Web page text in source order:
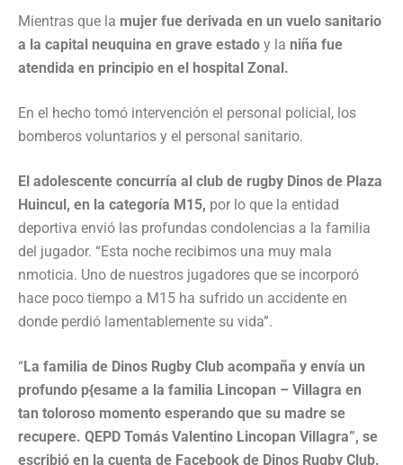
Mientras que la mujer fue derivada en un vuelo sanitario
a la capital neuquina en grave estado y la niña fue
atendida en principio en el hospital Zonal.
En el hecho tomó intervención el personal policial, los
bomberos voluntarios y el personal sanitario.
El adolescente concurría al club de rugby Dinos de Plaza
Huincul, en la categoría M15, por lo que la entidad
deportiva envió las profundas condolencias a la familia
del jugador. “Esta noche recibimos una muy mala
nmoticia. Uno de nuestros jugadores que se incorporó
hace poco tiempo a M15 ha sufrido un accidente en
donde perdió lamentablemente su vida”.
“La familia de Dinos Rugby Club acompaña y envía un
profundo p{esame a la familia Lincopan – Villagra en
tan toloroso momento esperando que su madre se
recupere. QEPD Tomás Valentino Lincopan Villagra”, se
escribió en la cuenta de Facebook de Dinos Rugby Club.